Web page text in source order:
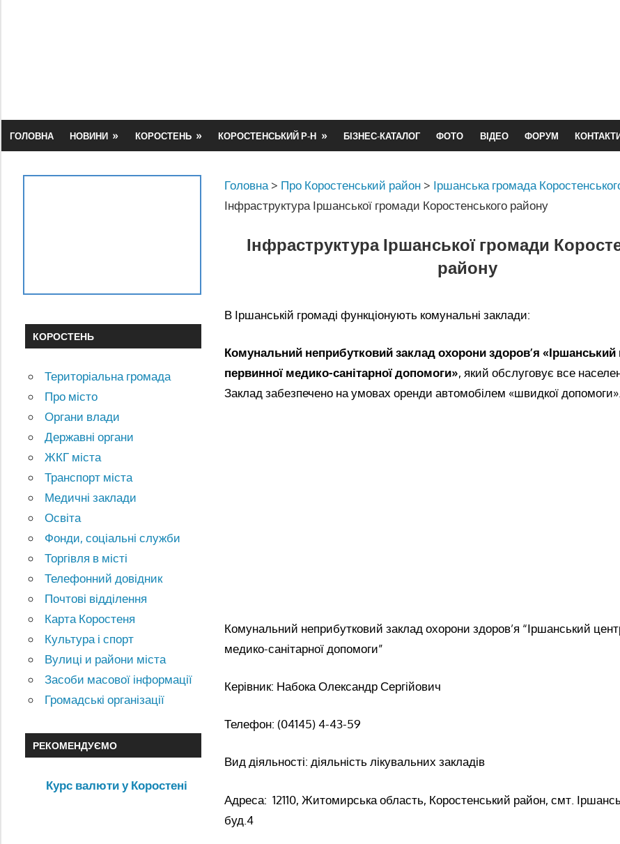
ГОЛОВНА НОВИНИ КОРОСТЕНЬ КОРОСТЕНСЬКИЙ Р-Н БІЗНЕС-КАТАЛОГ ФОТО ВІДЕО ФОРУМ
Головна > Про Коростенський район > Іршанська громада
Інфраструктура Іршанської громади Коростенського району
Інфраструктура Іршанської громади
району
В Іршанській громаді функціонують комунальні заклади:
Комунальний неприбутковий заклад охорони здоров’я «Іршанський
первинної медико-санітарної допомоги», який обслуговує все
Заклад забезпечено на умовах оренди автомобілем «швидкої
Комунальний неприбутковий заклад охорони здоров’я “Іршанський
медико-санітарної допомоги”
Керівник: Набока Олександр Сергійович
Телефон: (04145) 4-43-59
Вид діяльності: діяльність лікувальних закладів
Адреса: 12110, Житомирська область, Коростенський район, смт.
буд.4
КОРОСТЕНЬ
Територіальна громада
Про місто
Органи влади
Державні органи
ЖКГ міста
Транспорт міста
Медичні заклади
Освіта
Фонди, соціальні служби
Торгівля в місті
Телефонний довідник
Почтові відділення
Карта Коростеня
Культура і спорт
Вулиці и райони міста
Засоби масової інформації
Громадські організації
РЕКОМЕНДУЄМО
Курс валюти у Коростені